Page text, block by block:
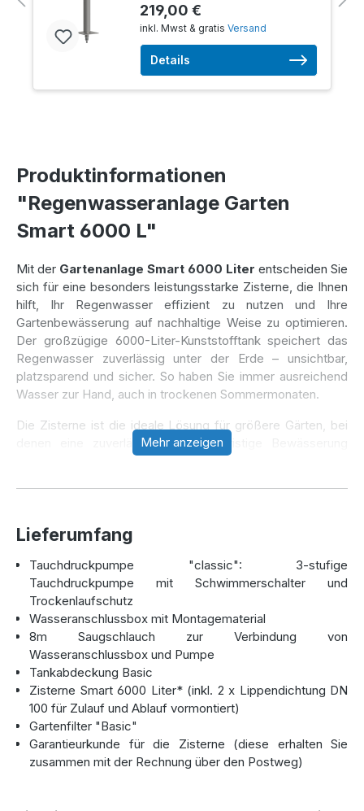
219,00 €
inkl. Mwst & gratis Versand
Details
Produktinformationen
"Regenwasseranlage Garten
Smart 6000 L"
Mit der Gartenanlage Smart 6000 Liter entscheiden Sie
sich für eine besonders leistungsstarke Zisterne, die Ihnen
hilft, Ihr Regenwasser effizient zu nutzen und Ihre
Gartenbewässerung auf nachhaltige Weise zu optimieren.
Der großzügige 6000-Liter-Kunststofftank speichert das
Regenwasser zuverlässig unter der Erde – unsichtbar,
platzsparend und sicher. So haben Sie immer ausreichend
Wasser zur Hand, auch in trockenen Sommermonaten.
Die Zisterne ist die ideale Lösung für größere Gärten, bei
denen eine zuverlässige und langfristige Bewässerung
erforderlich ist. Mit einem Volumen von 6000 Litern können
Die Gartenanlage wird mit einer passenden Pumpe und
Regenwassernutzung starten können.
Zisterne aus robustem Kunststoff –
Langlebig und zuverlässig
Die unterirdische Zisterne ist aus hochbelastbarem,
säurebeständigem Polyethylen gefertigt. Dies sorgt für
eine lange Lebensdauer und eine besonders hohe Stabilität
des Tanks. Die Produktion im spannungsfreien
Rotationssinterverfahren macht den Tank nahezu
Mehr anzeigen
Lieferumfang
Tauchdruckpumpe "classic": 3-stufige
Tauchdruckpumpe mit Schwimmerschalter und
Trockenlaufschutz
Wasseranschlussbox mit Montagematerial
8m Saugschlauch zur Verbindung von
Wasseranschlussbox und Pumpe
Tankabdeckung Basic
Zisterne Smart 6000 Liter* (inkl. 2 x Lippendichtung DN
100 für Zulauf und Ablauf vormontiert)
Gartenfilter "Basic"
Garantieurkunde für die Zisterne (diese erhalten Sie
zusammen mit der Rechnung über den Postweg)